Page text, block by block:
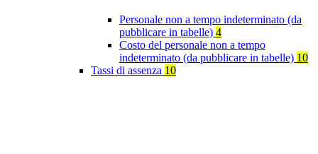
Personale non a tempo indeterminato (da
pubblicare in tabelle) 4
Costo del personale non a tempo
indeterminato (da pubblicare in tabelle) 10
Tassi di assenza 10